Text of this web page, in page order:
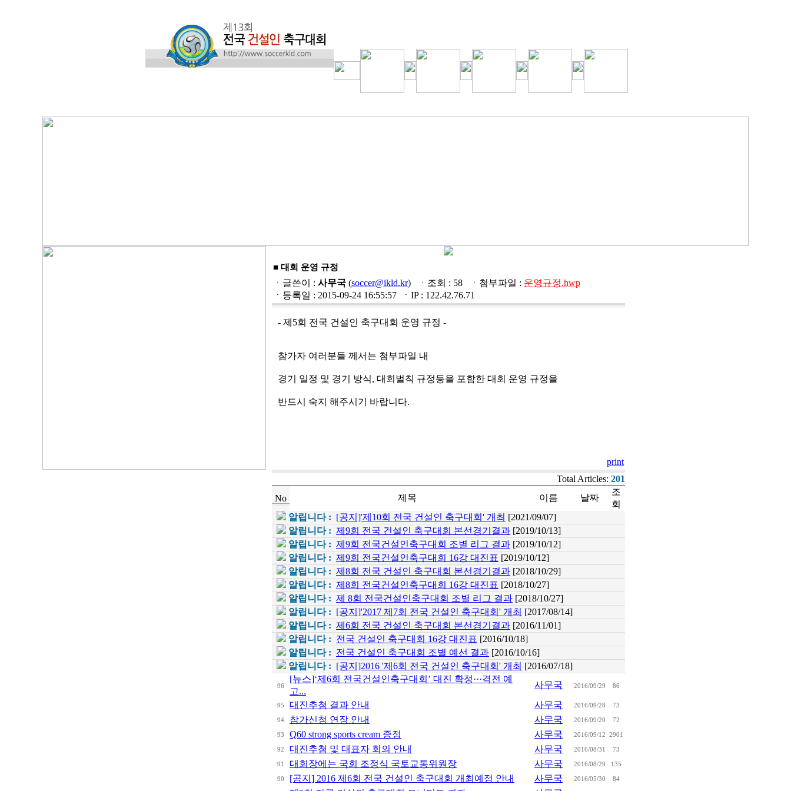
■ 대회 운영 규정
ㆍ글쓴이 : 사무국 (soccer@ikld.kr) ㆍ조회 : 58 ㆍ첨부파일 : 운영규정.hwp
ㆍ등록일 : 2015-09-24 16:55:57 ㆍIP : 122.42.76.71
- 제5회 전국 건설인 축구대회 운영 규정 -
참가자 여러분들 께서는 첨부파일 내
경기 일정 및 경기 방식, 대회벌칙 규정등을 포함한 대회 운영 규정을
반드시 숙지 해주시기 바랍니다.
print
Total Articles: 201
No
제목 이름 날짜
조
회
알립니다 : [공지]'제10회 전국 건설인 축구대회' 개최 [2021/09/07]
알립니다 : 제9회 전국 건설인 축구대회 본선경기결과 [2019/10/13]
알립니다 : 제9회 전국건설인축구대회 조별 리그 결과 [2019/10/12]
알립니다 : 제9회 전국건설인축구대회 16강 대진표 [2019/10/12]
알립니다 : 제8회 전국 건설인 축구대회 본선경기결과 [2018/10/29]
알립니다 : 제8회 전국건설인축구대회 16강 대진표 [2018/10/27]
알립니다 : 제 8회 전국건설인축구대회 조별 리그 결과 [2018/10/27]
알립니다 : [공지]'2017 제7회 전국 건설인 축구대회' 개최 [2017/08/14]
알립니다 : 제6회 전국 건설인 축구대회 본선경기결과 [2016/11/01]
알립니다 : 전국 건설인 축구대회 16강 대진표 [2016/10/18]
알립니다 : 전국 건설인 축구대회 조별 예선 결과 [2016/10/16]
알립니다 : [공지]2016 '제6회 전국 건설인 축구대회' 개최 [2016/07/18]
96
[뉴스]‘제6회 전국건설인축구대회’ 대진 확정···격전 예
고...
사무국 2016/09/29 86
95 대진추첨 결과 안내 사무국 2016/09/28 73
94 참가신청 연장 안내 사무국 2016/09/20 72
93 Q60 strong sports cream 증정 사무국 2016/09/12 2901
92 대진추첨 및 대표자 회의 안내 사무국 2016/08/31 73
91 대회장에는 국회 조정식 국토교통위원장 사무국 2016/08/29 135
90 [공지] 2016 제6회 전국 건설인 축구대회 개최예정 안내 사무국 2016/05/30 84